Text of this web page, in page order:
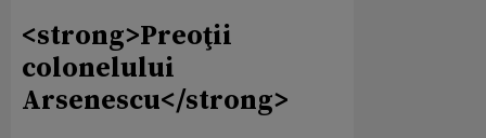
<strong>Preoţii
colonelului
Arsenescu</strong>